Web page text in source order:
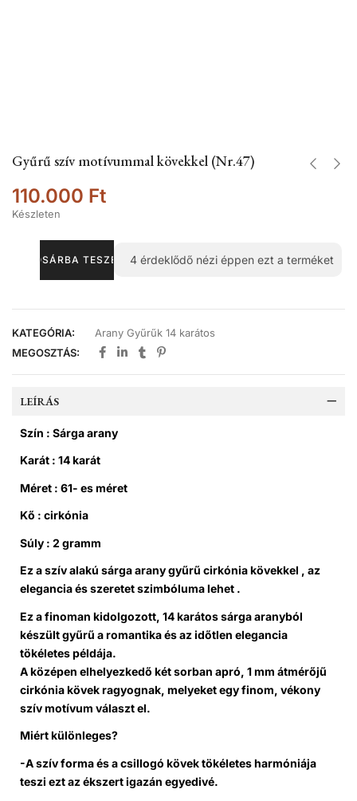
Gyűrű szív motívummal kövekkel (Nr.47)
110.000 Ft
Készleten
KOSÁRBA TESZEM 4érdeklődő nézi éppen ezt a terméket
KATEGÓRIA:
Arany Gyűrűk 14 karátos
MEGOSZTÁS:
LEÍRÁS
Szín : Sárga arany
Karát : 14 karát
Méret : 61- es méret
Kő : cirkónia
Súly : 2 gramm
Ez a szív alakú sárga arany gyűrű cirkónia kövekkel , az
elegancia és szeretet szimbóluma lehet .
Ez a finoman kidolgozott, 14 karátos sárga aranyból
készült gyűrű a romantika és az időtlen elegancia
tökéletes példája.
A középen elhelyezkedő két sorban apró, 1 mm átmérőjű
cirkónia kövek ragyognak, melyeket egy finom, vékony
szív motívum választ el.
Miért különleges?
-A szív forma és a csillogó kövek tökéletes harmóniája
teszi ezt az ékszert igazán egyedivé.